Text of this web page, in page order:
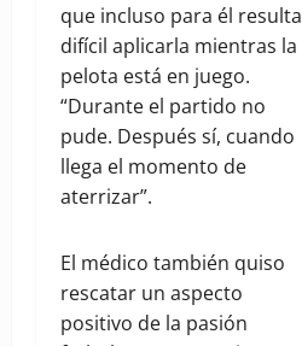
que incluso para él resulta
difícil aplicarla mientras la
pelota está en juego.
“Durante el partido no
pude. Después sí, cuando
llega el momento de
aterrizar”.
El médico también quiso
rescatar un aspecto
positivo de la pasión